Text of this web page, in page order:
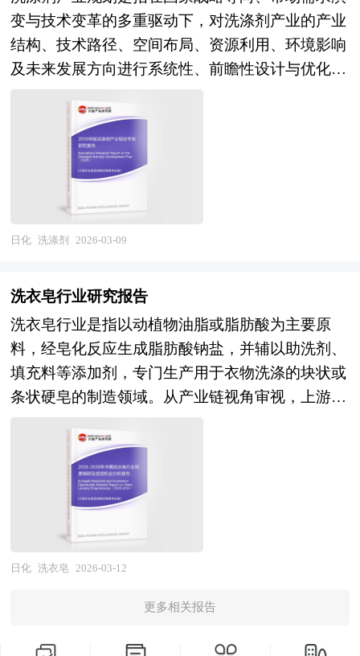
项交易的法律文书中、协助各项法律文书的成文；
编制相关的并购公告，提出一个完善、操作性强并
符合收购方需要和自身条件的收购计划，在收购方
国家统计局、国家商务部、国家发改委、国务院发
展研究中心、中国口腔护理行业协会、中研普华产
业研究院、全国及海外多种相关报刊杂志以及专业
四五”中后期国民经济和社会运行和成果进行分
析、产业链上下游行业发展状况、行业供需形势、
进出口等进行了深入研究，并重点分析了中国口腔
护理行业发展状况和特点，以及2026年“十五五”规
划期中国口腔护理行业将面临的挑战、行业的区域
发展状况与竞争格局。报告还对“十五五”时期全球
腔护理经营企业，科研、投资机构等单位准确了解
目前口腔护理行业发展动态，把握企业定位和发展
方向不可多得的精品研究报告。
实，图表丰富，既有深入的分析，又有直观的比
较，为儿童牙刷企业在激烈的市场竞争中洞察先
机，能准确及时的针对自身环境调整经营策略。
主要生产国，但部分关键天然香料原料依赖进口，
原料种植、提取加工、香精调配的一体化产业链整
合正在加速。与此同时，行业面临食品安全标准趋
约束，部分高污染、高能耗的落后产能加速出清，
企业绿色转型和可持续发展压力加大。 展望未
来，香精香料行业的发展将深度融入消费升级与制
造业高端化进程，呈现出"高端化突破、天然化转
型、功能化延伸、数字化赋能"的演进趋势。在需
求牵引层面，食品饮料行业的新品迭代加速将驱动
掩盖技术的创新应用；高端日化、香氛市场的崛起
将推动对原创香型、情感香氛、可持续香原料的需
求升级；宠物食品、口腔护理、医药辅料等新兴应
用领域的拓展将开辟增量市场空间。在技术演进层
面，合成生物学技术将重塑天然香料和生物基香料
的生产模式，酶催化、细胞工厂等绿色工艺将降低
对化学合成的依赖并提升产品天然度；人工智能辅
助香气分子设计和配方优化将加速创香效率；微胶
囊、纳米乳化等控释技术将提升香精的稳定性和应
用效能。在产业组织层面，头部香精企业通过并购
整合强化全球资源配置能力，专业化香料企业在细
分品类建立技术壁垒，香精企业与下游品牌商的联
层面，天然来源、有机认证、公平贸易、碳足迹追
术，减少水分添加从而降低包装塑料用量与运输频
次，直接削减物流环节的碳排放；同时，配方严格
遵循无磷、无烷基酚聚氧乙烯醚（APEO）、无荧
光增白剂标准，确保污水排放后能快速被微生物分
解，避免水体富营养化及土壤污染，减少后续环境
治理的隐含碳排放。 本报告由中研普华的资深专
家和研究人员通过长期周密的市场调研，参考国家
统计局、国家商务部、国家发改委、国务院发展研
究中心、行业协会、中国行业研究网、全国及海外
专业研究机构提供的大量权威资料，并对多位业内
资深专家进行深入访谈的基础上，通过与国际同步
确地为您从行业的整体高度来架构分析体系。让您
全面、准确地把握整个低碳洗衣液行业的市场走向
和发展趋势。 本报告专业！权威！报告根据低碳
洗衣液行业的发展轨迹及多年的实践经验，对中国
低碳洗衣液行业的内外部环境、行业发展现状、产
发展趋势、机会风险、发展策略与投资建议等进行
了分析，并重点分析了我国低碳洗衣液行业将面临
的机遇与挑战，对低碳洗衣液行业未来的发展趋势
及前景作出审慎分析与预测。是低碳洗衣液企业、
学术科研单位、投资企业准确了解行业最新发展动
态，把握市场机会，正确制定企业发展战略的必备
变与技术变革的多重驱动下，对洗涤剂产业的产业
结构、技术路径、空间布局、资源利用、环境影响
及未来发展方向进行系统性、前瞻性设计与优化的
放式、同质化竞争模式，转向绿色化、智能化、高
端化与可持续发展的新范式。当前，在“双碳”目标
与生态文明建设的宏观背景下，洗涤剂产业规划已
不再局限于产能布局与市场预测，而是深度融入国
家绿色转型战略，成为推动日化行业高质量发展的
关键抓手。 产业规划一般包括产业发展现状、产
重点方向、产业空间引导和产业发展政策等。随着
产业发展的影响显著增强，产业间的竞争层次和深
度也发生了变化。因此，科学预测产业发展趋势和
空间变化态势，对产业发展和规划具有重要的意
义。中研普华拥有28年的产业规划、细分市场研究
及大量项目运作经验，业务覆盖全球。累积300多
个产业园区规划落地项目案例，拥有丰富的产业园
区、特色小镇、田园综合体、文旅地产、智慧物
流、乡村振兴等类型项目规划经验。 中研普华28
年的产业研究服务经验，形成了独特的产业研究及
战略投资一体化服务体系，涉及8000多个细分行
业，积累了数十万份行业研究报告数据库、服务了
20多万家企事业单位，现已成为中国最具影响力的
业研究报告在大量周密的市场调研基础上，主要依
日化 洗涤剂 2026-03-09
洗衣皂行业研究报告
洗衣皂行业是指以动植物油脂或脂肪酸为主要原
料，经皂化反应生成脂肪酸钠盐，并辅以助洗剂、
填充料等添加剂，专门生产用于衣物洗涤的块状或
条状硬皂的制造领域。从产业链视角审视，上游紧
利店及电商渠道直达终端家庭用户，构成了典型的
传统消费品闭环。 现代洗衣皂制造已不再局限于
基础去污功能，而是向高品质、功能化与绿色化方
向深度演进，通过引入生物酶技术、天然植物精油
及低温速溶工艺，显著提升了产品在硬水环境中的
适应性与洗涤体验，解决了传统皂类易产生皂垢的
值的普通皂产能，转而布局高端植物基与细分场景
日化 洗衣皂 2026-03-12
更多相关报告